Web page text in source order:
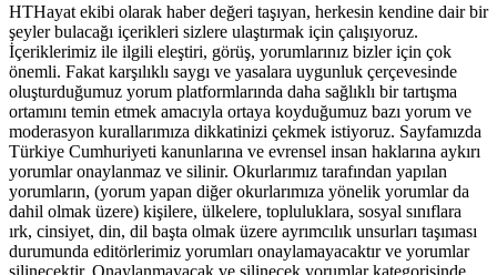
HTHayat ekibi olarak haber değeri taşıyan, herkesin kendine dair bir
şeyler bulacağı içerikleri sizlere ulaştırmak için çalışıyoruz.
İçeriklerimiz ile ilgili eleştiri, görüş, yorumlarınız bizler için çok
önemli. Fakat karşılıklı saygı ve yasalara uygunluk çerçevesinde
oluşturduğumuz yorum platformlarında daha sağlıklı bir tartışma
ortamını temin etmek amacıyla ortaya koyduğumuz bazı yorum ve
moderasyon kurallarımıza dikkatinizi çekmek istiyoruz. Sayfamızda
Türkiye Cumhuriyeti kanunlarına ve evrensel insan haklarına aykırı
yorumlar onaylanmaz ve silinir. Okurlarımız tarafından yapılan
yorumların, (yorum yapan diğer okurlarımıza yönelik yorumlar da
dahil olmak üzere) kişilere, ülkelere, topluluklara, sosyal sınıflara
ırk, cinsiyet, din, dil başta olmak üzere ayrımcılık unsurları taşıması
durumunda editörlerimiz yorumları onaylamayacaktır ve yorumlar
silinecektir. Onaylanmayacak ve silinecek yorumlar kategorisinde